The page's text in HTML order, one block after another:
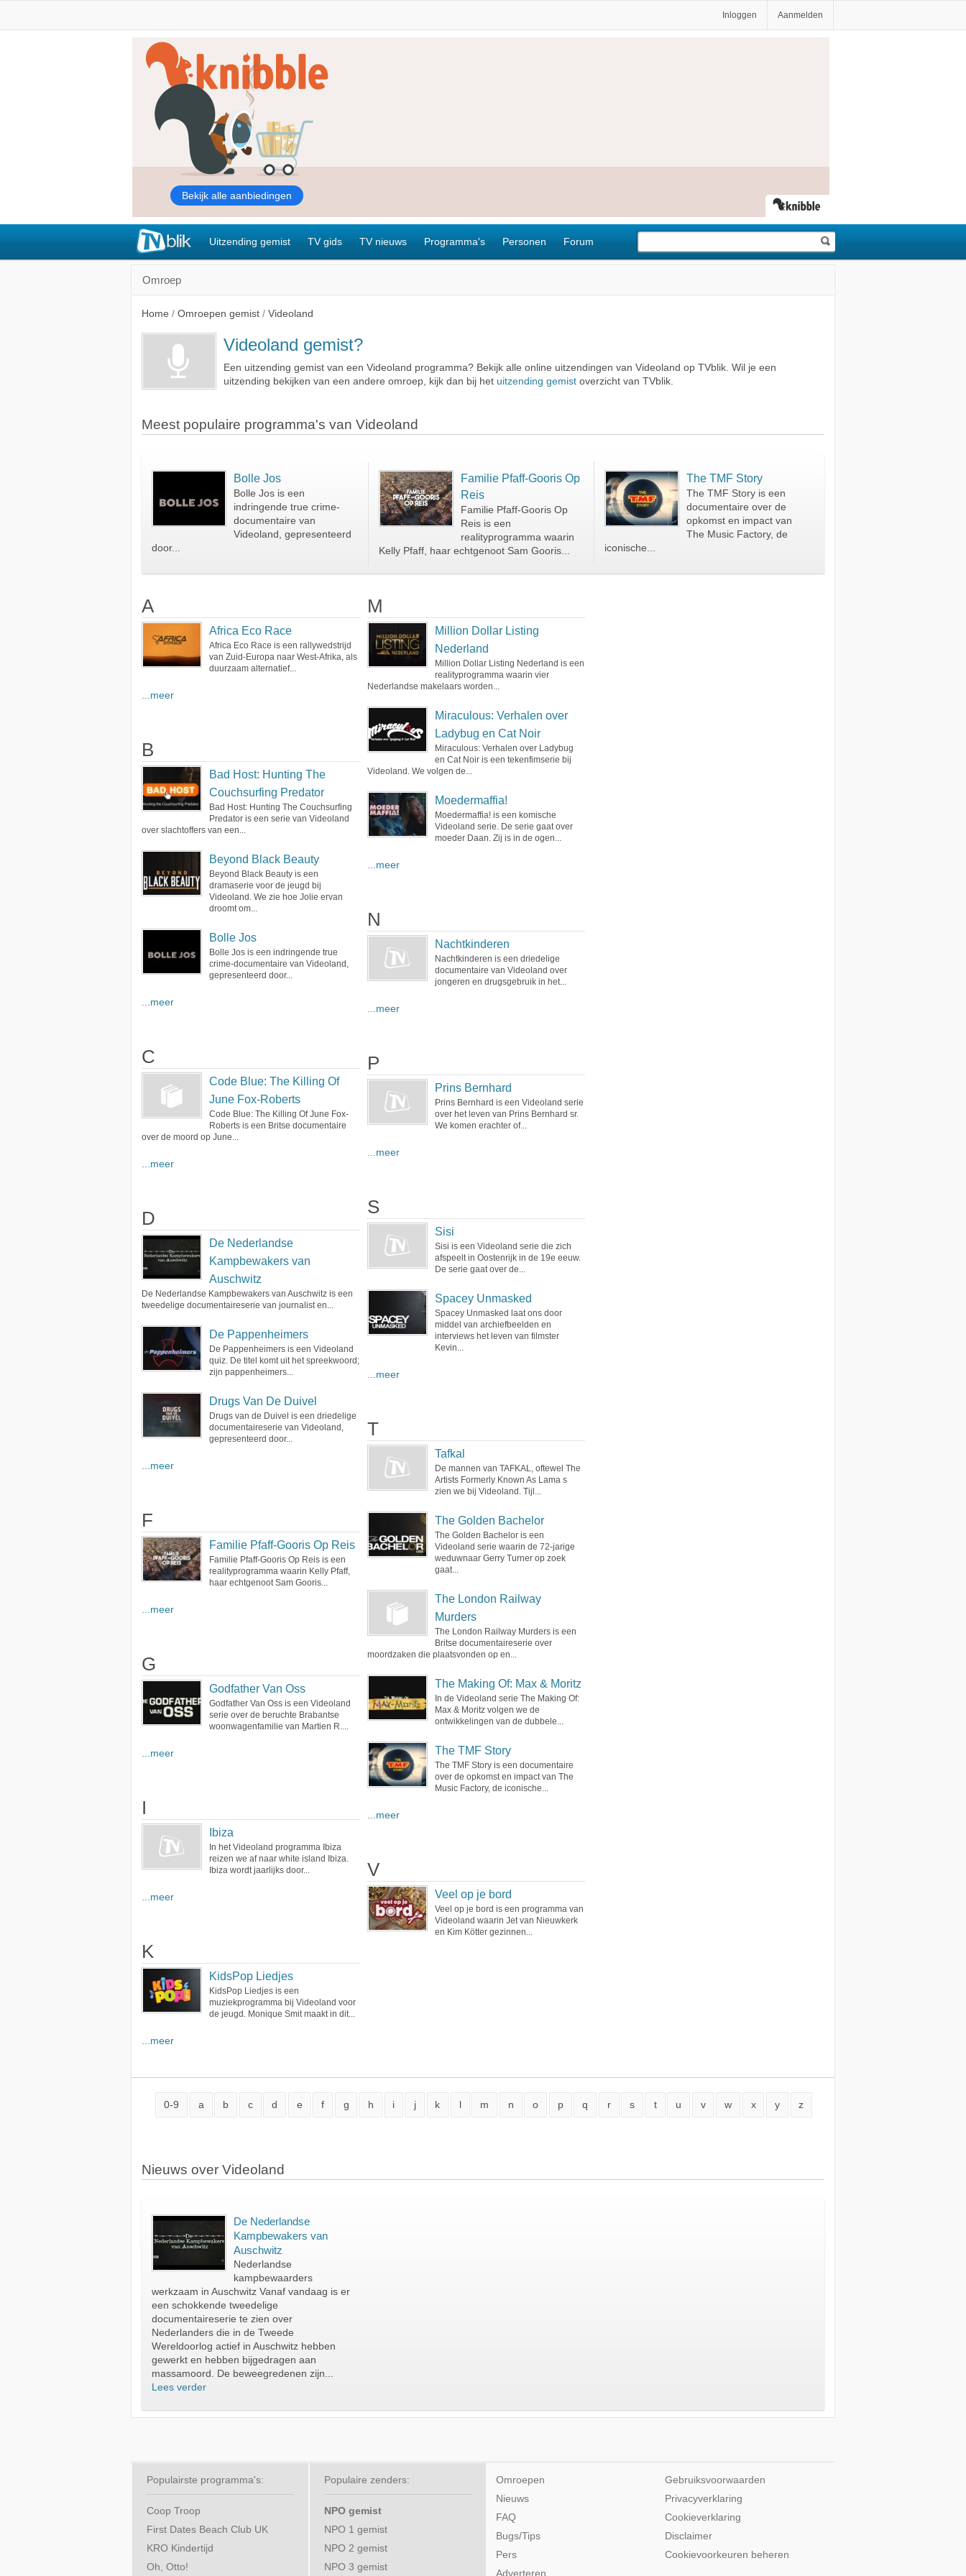
Inloggen Aanmelden
Uitzending gemist TV gids TV nieuws Programma's Personen Forum
Omroep
Home / Omroepen gemist / Videoland
Videoland gemist?
Een uitzending gemist van een Videoland programma? Bekijk alle online uitzendingen van Videoland op TVblik. Wil je een
uitzending bekijken van een andere omroep, kijk dan bij het uitzending gemist overzicht van TVblik.
Meest populaire programma's van Videoland
Bolle Jos
Bolle Jos is een
indringende true crime-
documentaire van
Videoland, gepresenteerd
door...
Familie Pfaff-Gooris Op
Reis
Familie Pfaff-Gooris Op
Reis is een
realityprogramma waarin
Kelly Pfaff, haar echtgenoot Sam Gooris...
The TMF Story
The TMF Story is een
documentaire over de
opkomst en impact van
The Music Factory, de
iconische...
A
Africa Eco Race
Africa Eco Race is een rallywedstrijd
van Zuid-Europa naar West-Afrika, als
duurzaam alternatief...
...meer
B
Bad Host: Hunting The
Couchsurfing Predator
Bad Host: Hunting The Couchsurfing
Predator is een serie van Videoland
over slachtoffers van een...
Beyond Black Beauty
Beyond Black Beauty is een
dramaserie voor de jeugd bij
Videoland. We zie hoe Jolie ervan
droomt om...
Bolle Jos
Bolle Jos is een indringende true
crime-documentaire van Videoland,
gepresenteerd door...
...meer
C
Code Blue: The Killing Of
June Fox-Roberts
Code Blue: The Killing Of June Fox-
Roberts is een Britse documentaire
over de moord op June...
...meer
D
De Nederlandse
Kampbewakers van
Auschwitz
De Nederlandse Kampbewakers van Auschwitz is een
tweedelige documentaireserie van journalist en...
De Pappenheimers
De Pappenheimers is een Videoland
quiz. De titel komt uit het spreekwoord;
zijn pappenheimers...
Drugs Van De Duivel
Drugs van de Duivel is een driedelige
documentaireserie van Videoland,
gepresenteerd door...
...meer
F
Familie Pfaff-Gooris Op Reis
Familie Pfaff-Gooris Op Reis is een
realityprogramma waarin Kelly Pfaff,
haar echtgenoot Sam Gooris...
...meer
G
Godfather Van Oss
Godfather Van Oss is een Videoland
serie over de beruchte Brabantse
woonwagenfamilie van Martien R....
...meer
I
Ibiza
In het Videoland programma Ibiza
reizen we af naar white island Ibiza.
Ibiza wordt jaarlijks door...
...meer
K
KidsPop Liedjes
KidsPop Liedjes is een
muziekprogramma bij Videoland voor
de jeugd. Monique Smit maakt in dit...
...meer
M
Million Dollar Listing
Nederland
Million Dollar Listing Nederland is een
realityprogramma waarin vier
Nederlandse makelaars worden...
Miraculous: Verhalen over
Ladybug en Cat Noir
Miraculous: Verhalen over Ladybug
en Cat Noir is een tekenfimserie bij
Videoland. We volgen de...
Moedermaffia!
Moedermaffia! is een komische
Videoland serie. De serie gaat over
moeder Daan. Zij is in de ogen...
...meer
N
Nachtkinderen
Nachtkinderen is een driedelige
documentaire van Videoland over
jongeren en drugsgebruik in het...
...meer
P
Prins Bernhard
Prins Bernhard is een Videoland serie
over het leven van Prins Bernhard sr.
We komen erachter of...
...meer
S
Sisi
Sisi is een Videoland serie die zich
afspeelt in Oostenrijk in de 19e eeuw.
De serie gaat over de...
Spacey Unmasked
Spacey Unmasked laat ons door
middel van archiefbeelden en
interviews het leven van filmster
Kevin...
...meer
T
Tafkal
De mannen van TAFKAL, oftewel The
Artists Formerly Known As Lama s
zien we bij Videoland. Tijl...
The Golden Bachelor
The Golden Bachelor is een
Videoland serie waarin de 72-jarige
weduwnaar Gerry Turner op zoek
gaat...
The London Railway
Murders
The London Railway Murders is een
Britse documentaireserie over
moordzaken die plaatsvonden op en...
The Making Of: Max & Moritz
In de Videoland serie The Making Of:
Max & Moritz volgen we de
ontwikkelingen van de dubbele...
The TMF Story
The TMF Story is een documentaire
over de opkomst en impact van The
Music Factory, de iconische...
...meer
V
Veel op je bord
Veel op je bord is een programma van
Videoland waarin Jet van Nieuwkerk
en Kim Kötter gezinnen...
0-9 a b c d e f g h i j k m n o p q r s t u v w x y z
Nieuws over Videoland
De Nederlandse
Kampbewakers van
Auschwitz
Nederlandse
kampbewaarders
werkzaam in Auschwitz Vanaf vandaag is er
een schokkende tweedelige
documentaireserie te zien over
Nederlanders die in de Tweede
Wereldoorlog actief in Auschwitz hebben
gewerkt en hebben bijgedragen aan
massamoord. De beweegredenen zijn...
Lees verder
Populairste programma's:
Coop Troop
First Dates Beach Club UK
KRO Kindertijd
Oh, Otto!
Populaire zenders:
NPO gemist
NPO 1 gemist
NPO 2 gemist
NPO 3 gemist
Omroepen
Nieuws
FAQ
Bugs/Tips
Pers
Adverteren
Gebruiksvoorwaarden
Privacyverklaring
Cookieverklaring
Disclaimer
Cookievoorkeuren beheren